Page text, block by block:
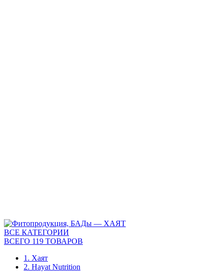
ВСЕ КАТЕГОРИИ
ВСЕГО 119 ТОВАРОВ
1. Хаят
2. Hayat Nutrition